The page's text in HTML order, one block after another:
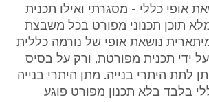
אופי כללי - מסגרתי ואילו תכנית
תוכן תכנוני מפורט בכל משבצת
נושאת אופי של נורמה כללית
ידי תכנית מפורטת, ורק על בסיס
לתת היתרי בנייה. מתן היתרי בנייה
בלבד בלא תכנון מפורט פוגע